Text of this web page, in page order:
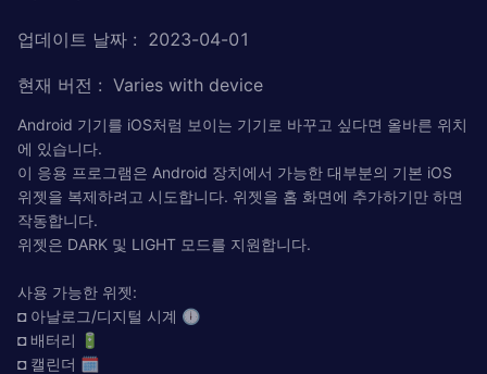
업데이트 날짜 : 2023-04-01
현재 버전 : Varies with device
Android 기기를 iOS처럼 보이는 기기로 바꾸고 싶다면 올바른 위치
에 있습니다.
이 응용 프로그램은 Android 장치에서 가능한 대부분의 기본 iOS
위젯을 복제하려고 시도합니다. 위젯을 홈 화면에 추가하기만 하면
작동합니다.
위젯은 DARK 및 LIGHT 모드를 지원합니다.
사용 가능한 위젯:
◘ 아날로그/디지털 시계 🕕
◘ 배터리 🔋
◘ 캘린더 🗓️